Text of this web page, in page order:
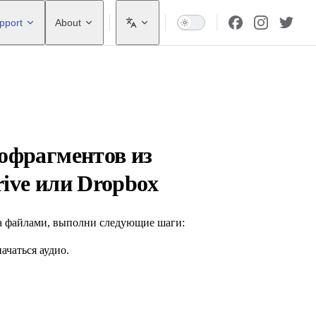
About
из
или Dropbox
файлами, выполни следующие шаги:
аудио.